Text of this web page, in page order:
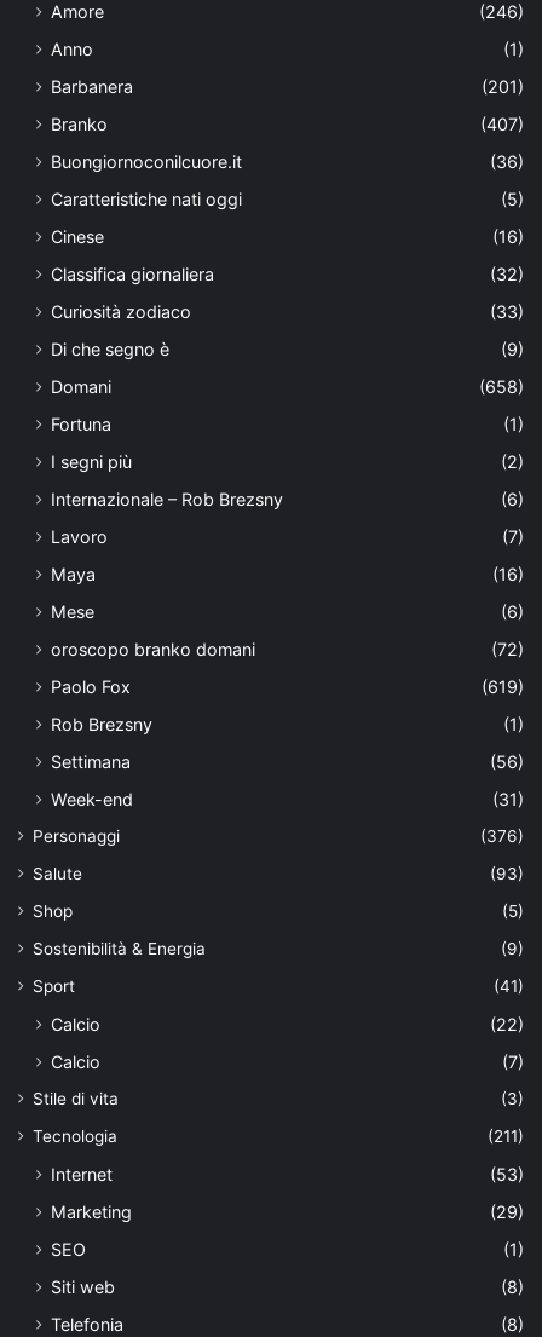
Amore
(246)
Anno
(1)
Barbanera
(201)
Branko
(407)
Buongiornoconilcuore.it
(36)
Caratteristiche nati oggi
(5)
Cinese
(16)
Classifica giornaliera
(32)
Curiosità zodiaco
(33)
Di che segno è
(9)
Domani
(658)
Fortuna
(1)
I segni più
(2)
Internazionale – Rob Brezsny
(6)
Lavoro
(7)
Maya
(16)
Mese
(6)
oroscopo branko domani
(72)
Paolo Fox
(619)
Rob Brezsny
(1)
Settimana
(56)
Week-end
(31)
Personaggi
(376)
Salute
(93)
Shop
(5)
Sostenibilità & Energia
(9)
Sport
(41)
Calcio
(22)
Calcio
(7)
Stile di vita
(3)
Tecnologia
(211)
Internet
(53)
Marketing
(29)
SEO
(1)
Siti web
(8)
Telefonia
(8)